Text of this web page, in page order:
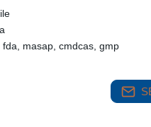
fda, masap, cmdcas, gmp